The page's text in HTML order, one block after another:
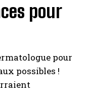
pour
pour
possibles !